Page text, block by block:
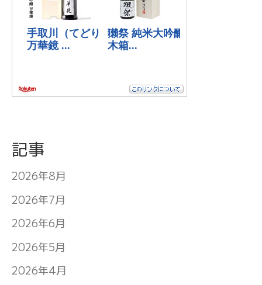
記事
2026年8月
2026年7月
2026年6月
2026年5月
2026年4月